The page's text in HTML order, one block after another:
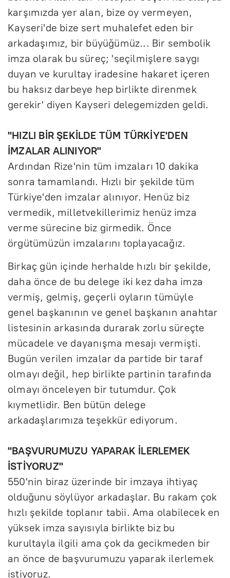
karşımızda yer alan, bize oy vermeyen,
Kayseri'de bize sert muhalefet eden bir
arkadaşımız, bir büyüğümüz... Bir sembolik
imza olarak bu süreç; 'seçilmişlere saygı
duyan ve kurultay iradesine hakaret içeren
bu haksız darbeye hep birlikte direnmek
gerekir' diyen Kayseri delegemizden geldi.
"HIZLI BİR ŞEKİLDE TÜM TÜRKİYE'DEN
İMZALAR ALINIYOR"
Ardından Rize'nin tüm imzaları 10 dakika
sonra tamamlandı. Hızlı bir şekilde tüm
Türkiye'den imzalar alınıyor. Henüz biz
vermedik, milletvekillerimiz henüz imza
verme sürecine biz girmedik. Önce
örgütümüzün imzalarını toplayacağız.
Birkaç gün içinde herhalde hızlı bir şekilde,
daha önce de bu delege iki kez daha imza
vermiş, gelmiş, geçerli oyların tümüyle
genel başkanının ve genel başkanın anahtar
listesinin arkasında durarak zorlu süreçte
mücadele ve dayanışma mesajı vermişti.
Bugün verilen imzalar da partide bir taraf
olmayı değil, hep birlikte partinin tarafında
olmayı önceleyen bir tutumdur. Çok
kıymetlidir. Ben bütün delege
arkadaşlarımıza teşekkür ediyorum.
"BAŞVURUMUZU YAPARAK İLERLEMEK
İSTİYORUZ"
550'nin biraz üzerinde bir imzaya ihtiyaç
olduğunu söylüyor arkadaşlar. Bu rakam çok
hızlı şekilde toplanır tabii. Ama olabilecek en
yüksek imza sayısıyla birlikte biz bu
kurultayla ilgili ama çok da gecikmeden bir
an önce de başvurumuzu yaparak ilerlemek
istiyoruz.